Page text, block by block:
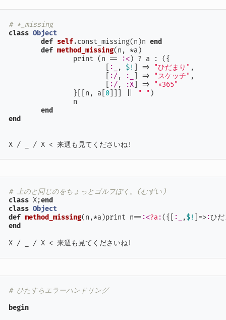
# *_missing
class Object
def self.const_missing(n)n end
def method_missing(n, *a)
		print (n ==
:<) ? a : ({
:_ , $! ] => "ひだまり" ,
:/, :_ ] => "スケッチ" ,
:/, :X ] =>
"×365"
		}[[n, a[
0 " " )
end
end
X / _ / X < 来週も見てくださいね!
# 上のと同じのをちょっとゴルフぽく。(むずい)
class X;end
class Object
def method_missing(n,*a)print n== :<?a:({[ :_ ,$! ]=>:ひ
end
X / _ / X < 来週も見てくださいね!
# ひたすらエラーハンドリング
begin